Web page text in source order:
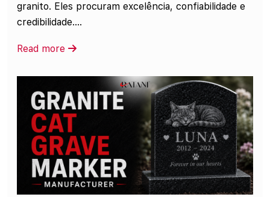
granito. Eles procuram excelência, confiabilidade e
credibilidade....
Read more